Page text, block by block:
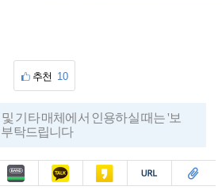
추천 10
기타 매체에서 인용하실 때는 '보
탁드립니다
밴드 카톡 카스 복사 스크랩